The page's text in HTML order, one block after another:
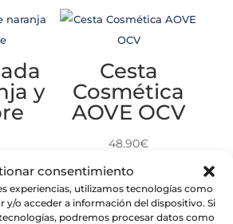
consentimiento
experiencias, utilizamos tecnologías como
y/o acceder a información del dispositivo. Si
podremos procesar datos como
y
Cesta
Cosmética
AOVE OCV
48.90€